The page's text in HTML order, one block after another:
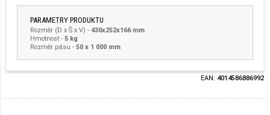
PARAMETRY PRODUKTU
Rozměr (D x Š x V) - 430x252x166 mm
Hmotnost- 5 kg
Rozměr pásu - 50 x 1 000 mm
EAN: 4014586886992